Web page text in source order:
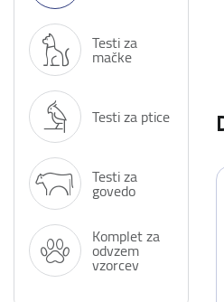
Testi za
mačke
Testi za ptice
Testi za
govedo
Komplet za
odvzem
vzorcev